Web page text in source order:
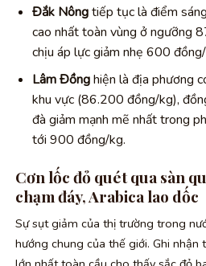
Đắk Nôngtiếp tục là điểm
cao nhất toàn vùng ở ngưỡng
chịu áp lực giảm nhẹ 600
Lâm Đồnghiện là địa phương
khu vực (86.200 đồng/kg),
đà giảm mạnh mẽ nhất trong
tới 900 đồng/kg.
Cơn lốc đỏ quét qua sàn
chạm đáy, Arabica lao dốc
Sự sụt giảm của thị trường trong
hướng chung của thế giới. Ghi nhận